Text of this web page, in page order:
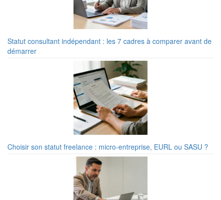
Statut consultant indépendant : les 7 cadres à comparer avant de
démarrer
Choisir son statut freelance : micro-entreprise, EURL ou SASU ?